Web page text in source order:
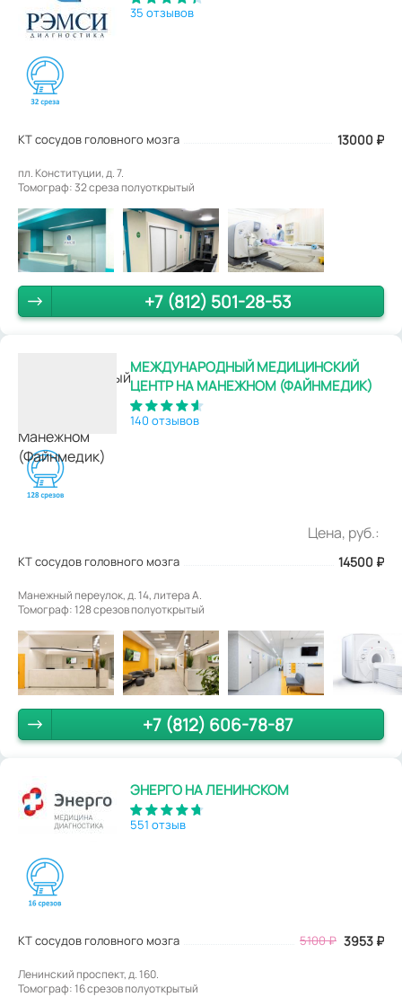
35 отзывов
КТ сосудов головного мозга 13000 ₽
пл. Конституции, д. 7.
Томограф: 32 среза полуоткрытый
+7 (812) 501-28-53
МЕЖДУНАРОДНЫЙ МЕДИЦИНСКИЙ
ЦЕНТР НА МАНЕЖНОМ (ФАЙНМЕДИК)
140 отзывов
Цена, руб.:
КТ сосудов головного мозга 14500 ₽
Манежный переулок, д. 14, литера А.
Томограф: 128 срезов полуоткрытый
+7 (812) 606-78-87
ЭНЕРГО НА ЛЕНИНСКОМ
551 отзыв
КТ сосудов головного мозга 5100₽ 3953 ₽
Ленинский проспект, д. 160.
Томограф: 16 срезов полуоткрытый